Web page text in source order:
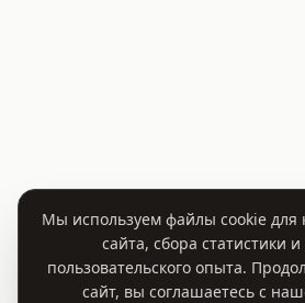
Мы используем файлы cookie для
сайта, сбора статистики
пользовательского опыта.
сайт, вы соглашаетесь с